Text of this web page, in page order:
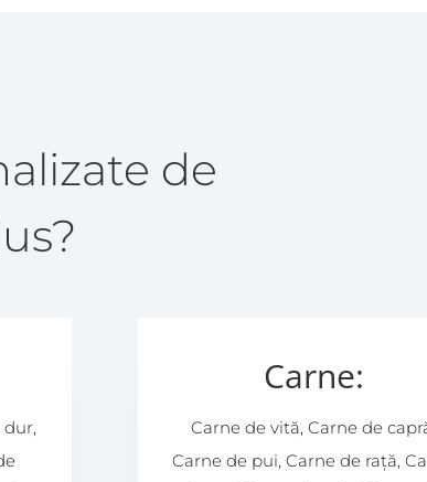
de
dur,
Carne:
Carne de vită, Carne de
Carne de pui, Carne de rață,